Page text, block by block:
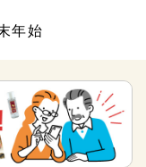
年始